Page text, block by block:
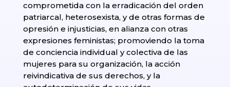
comprometida con la erradicación del orden
patriarcal, heterosexista, y de otras formas de
opresión e injusticias, en alianza con otras
expresiones feministas; promoviendo la toma
de conciencia individual y colectiva de las
mujeres para su organización, la acción
reivindicativa de sus derechos, y la